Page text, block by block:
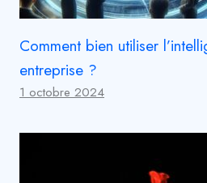
Comment bien utiliser
entreprise ?
1 octobre 2024